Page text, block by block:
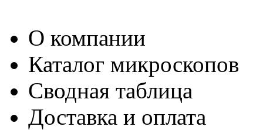
О компании
Каталог микроскопов
Сводная таблица
Доставка и оплата